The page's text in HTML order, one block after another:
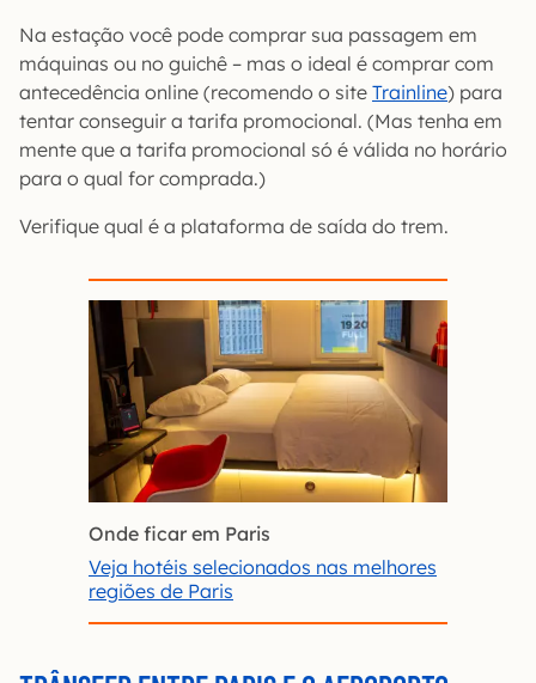
Na estação você pode comprar sua passagem em
máquinas ou no guichê – mas o ideal é comprar com
antecedência online (recomendo o site Trainline) para
tentar conseguir a tarifa promocional. (Mas tenha em
mente que a tarifa promocional só é válida no horário
para o qual for comprada.)
Verifique qual é a plataforma de saída do trem.
Onde ficar em Paris
Veja hotéis selecionados nas melhores
regiões de Paris